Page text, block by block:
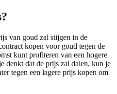
van goud zal stijgen in de
kopen voor goud tegen de
kunt profiteren van een hogere
denkt dat de prijs zal dalen, kun je
tegen een lagere prijs kopen om